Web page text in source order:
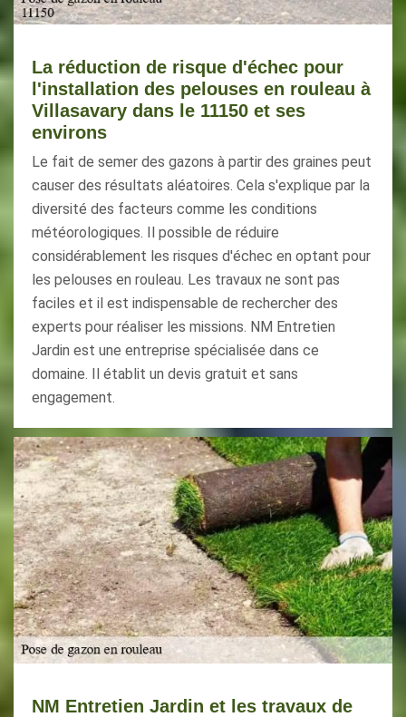
La réduction de risque d'échec pour
l'installation des pelouses en rouleau à
Villasavary dans le 11150 et ses
environs
Le fait de semer des gazons à partir des graines peut
causer des résultats aléatoires. Cela s'explique par la
diversité des facteurs comme les conditions
météorologiques. Il possible de réduire
considérablement les risques d'échec en optant pour
les pelouses en rouleau. Les travaux ne sont pas
faciles et il est indispensable de rechercher des
experts pour réaliser les missions. NM Entretien
Jardin est une entreprise spécialisée dans ce
domaine. Il établit un devis gratuit et sans
engagement.
NM Entretien Jardin et les travaux de